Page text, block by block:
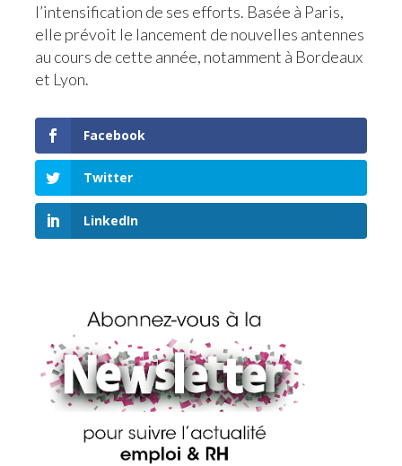
l’intensification de ses efforts. Basée à Paris,
elle prévoit le lancement de nouvelles antennes
au cours de cette année, notamment à Bordeaux
et Lyon.
Facebook
Twitter
LinkedIn